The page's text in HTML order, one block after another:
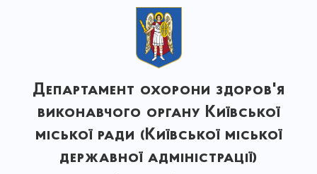
Департамент охорони здоров'я
виконавчого органу Київської
міської ради (Київської міської
державної адміністрації)